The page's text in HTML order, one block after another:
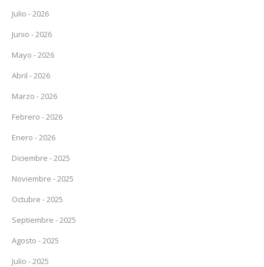
Julio - 2026
Junio - 2026
Mayo - 2026
Abril - 2026
Marzo - 2026
Febrero - 2026
Enero - 2026
Diciembre - 2025
Noviembre - 2025
Octubre - 2025
Septiembre - 2025
Agosto - 2025
Julio - 2025